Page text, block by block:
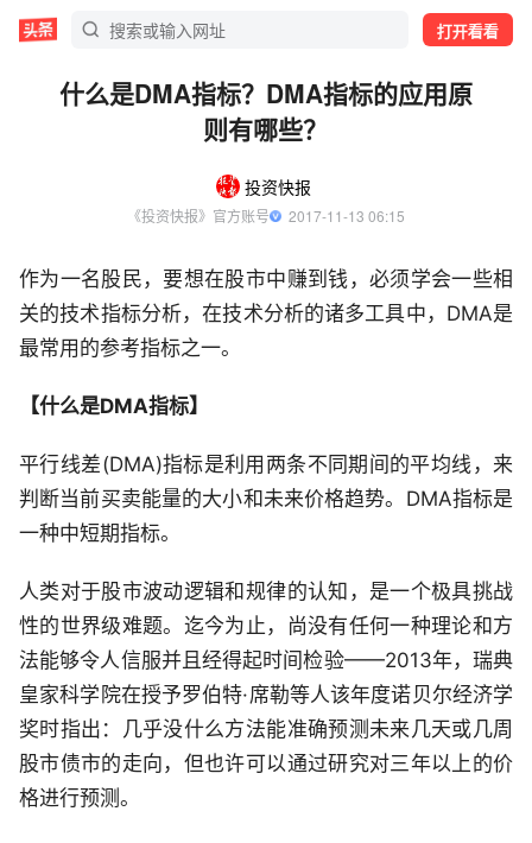
打开看看
什么是DMA指标？DMA指标的应用原
则有哪些？
投资快报
《投资快报》官方账号
  2017-11-13 06:15
作为一名股民，要想在股市中赚到钱，必须学会一些相
关的技术指标分析，在技术分析的诸多工具中，DMA是
最常用的参考指标之一。
【什么是DMA指标】
平行线差(DMA)指标是利用两条不同期间的平均线，来
判断当前买卖能量的大小和未来价格趋势。DMA指标是
一种中短期指标。
人类对于股市波动逻辑和规律的认知，是一个极具挑战
性的世界级难题。迄今为止，尚没有任何一种理论和方
法能够令人信服并且经得起时间检验——2013年，瑞典
皇家科学院在授予罗伯特·席勒等人该年度诺贝尔经济学
奖时指出：几乎没什么方法能准确预测未来几天或几周
股市债市的走向，但也许可以通过研究对三年以上的价
格进行预测。